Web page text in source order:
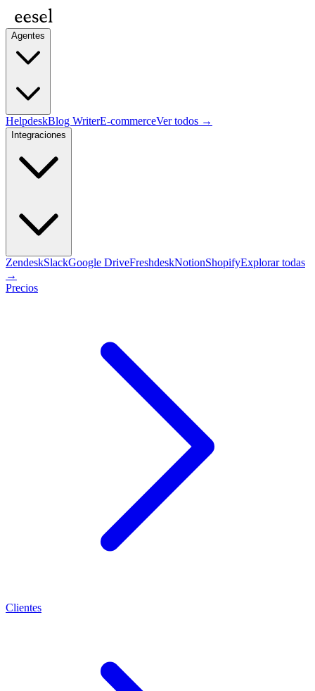
Agentes
HelpdeskBlog WriterE-commerceVer todos →
Integraciones
ZendeskSlackGoogle DriveFreshdeskNotionShopifyExplorar todas
→
Precios
Clientes